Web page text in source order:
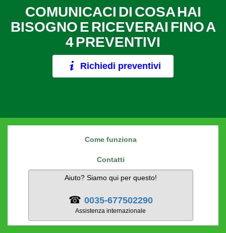
COMUNICACI DI COSA HAI
BISOGNO E RICEVERAI FINO A
4 PREVENTIVI
Richiedi preventivi
Come funziona
Contatti
Aiuto? Siamo qui per questo!
☎ 0035-677502290
Assistenza internazionale